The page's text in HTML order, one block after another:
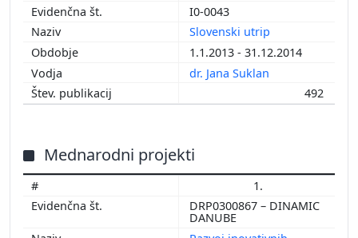
I0-0043
Slovenski utrip
1.1.2013 - 31.12.2014
dr. Jana Suklan
492
Mednarodni projekti
1.
DRP0300867 – DINAMIC
DANUBE